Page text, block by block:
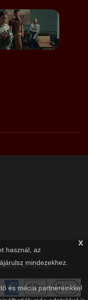
x
használ, az
mindezekhez.
és média partnereinkkel
előtt fél órával.